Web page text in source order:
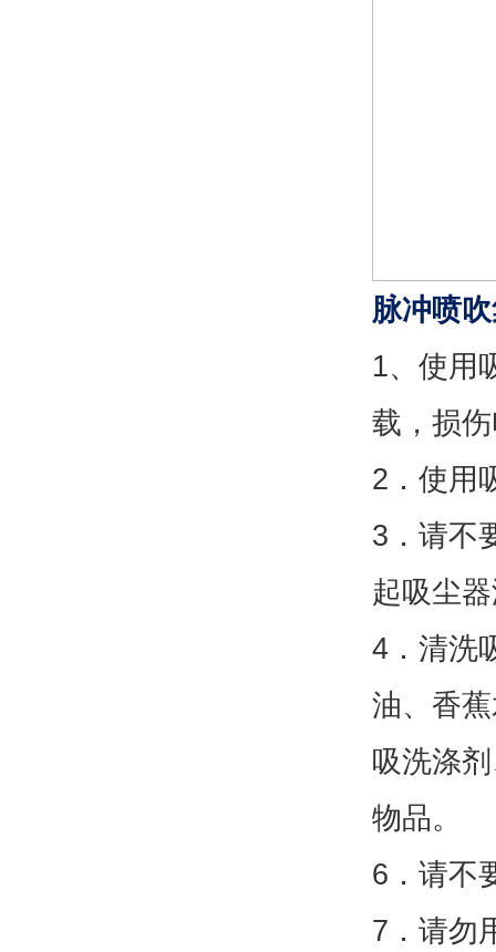
脉冲喷
1、使用
载，损
2．使用
3．请不
起吸尘
4．清洗
油、香
吸洗涤
物品。
6．请不
7．请勿